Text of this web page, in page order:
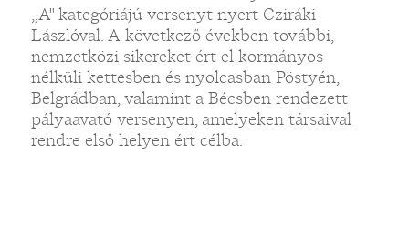
„A" kategóriájú versenyt nyert Cziráki
Lászlóval. A következő években további,
nemzetközi sikereket ért el kormányos
nélküli kettesben és nyolcasban Pöstyén,
Belgrádban, valamint a Bécsben rendezett
pályaavató versenyen, amelyeken társaival
rendre első helyen ért célba.